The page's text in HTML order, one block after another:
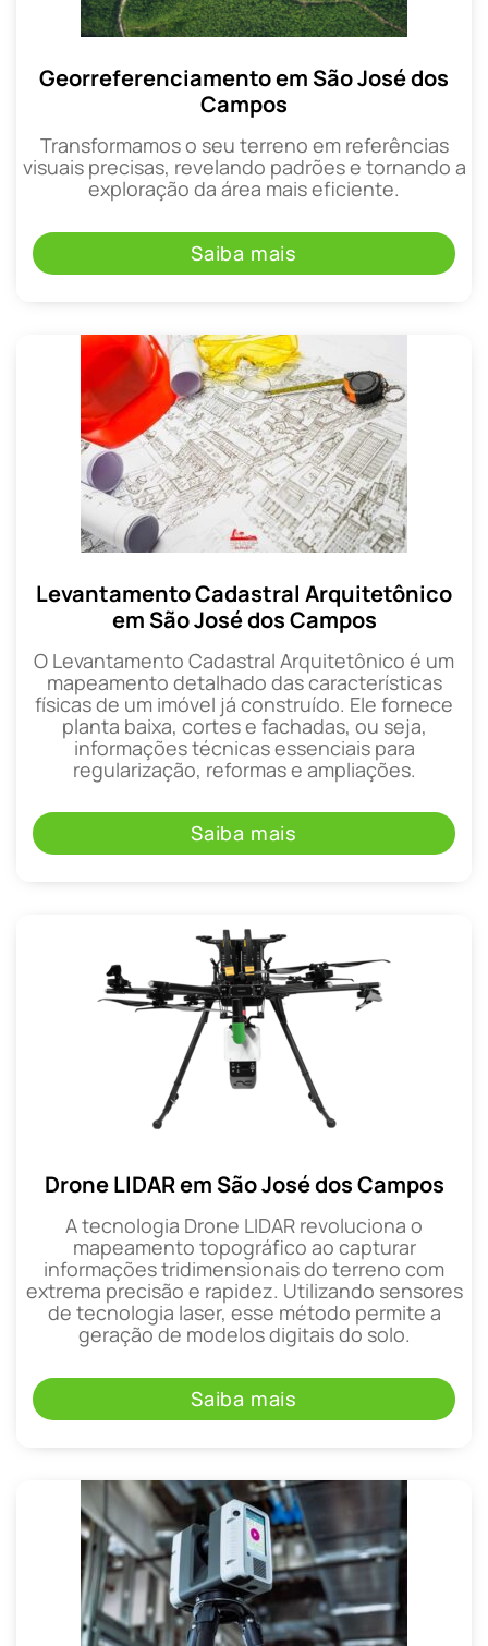
Georreferenciamento em São José dos
Campos
Transformamos o seu terreno em referências
visuais precisas, revelando padrões e tornando a
exploração da área mais eficiente.
Saiba mais
Levantamento Cadastral Arquitetônico
em São José dos Campos
O Levantamento Cadastral Arquitetônico é um
mapeamento detalhado das características
físicas de um imóvel já construído. Ele fornece
planta baixa, cortes e fachadas, ou seja,
informações técnicas essenciais para
regularização, reformas e ampliações.
Saiba mais
Drone LIDAR em São José dos Campos
A tecnologia Drone LIDAR revoluciona o
mapeamento topográfico ao capturar
informações tridimensionais do terreno com
extrema precisão e rapidez. Utilizando sensores
de tecnologia laser, esse método permite a
geração de modelos digitais do solo.
Saiba mais